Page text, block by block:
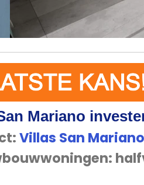
Mariano
Villas San